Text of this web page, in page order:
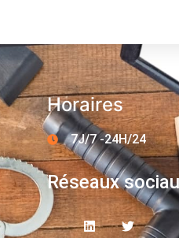
Horaires
7J/7 -24H/24
Réseaux